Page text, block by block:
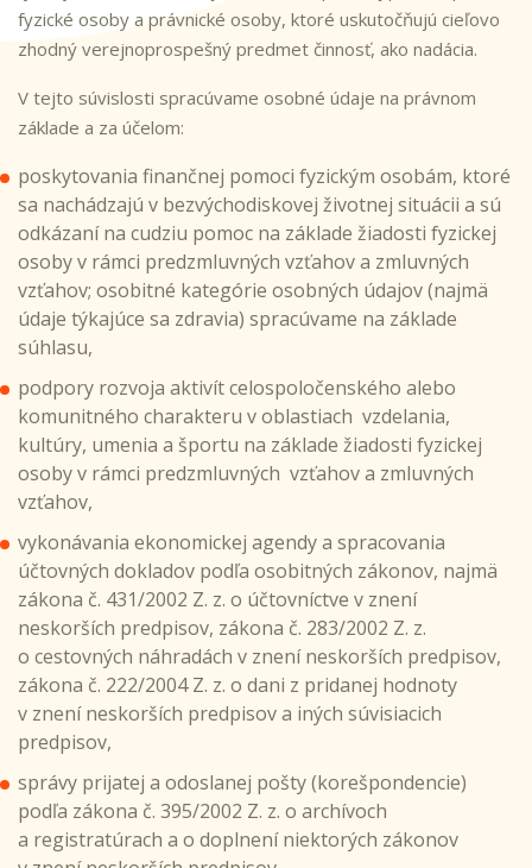
fyzické osoby a právnické osoby, ktoré uskutočňujú cieľovo
zhodný verejnoprospešný predmet činnosť, ako nadácia.
V tejto súvislosti spracúvame osobné údaje na právnom
základe a za účelom:
poskytovania finančnej pomoci fyzickým osobám, ktoré
sa nachádzajú v bezvýchodiskovej životnej situácii a sú
odkázaní na cudziu pomoc na základe žiadosti fyzickej
osoby v rámci predzmluvných vzťahov a zmluvných
vzťahov; osobitné kategórie osobných údajov (najmä
údaje týkajúce sa zdravia) spracúvame na základe
súhlasu,
podpory rozvoja aktivít celospoločenského alebo
komunitného charakteru v oblastiach vzdelania,
kultúry, umenia a športu na základe žiadosti fyzickej
osoby v rámci predzmluvných vzťahov a zmluvných
vzťahov,
vykonávania ekonomickej agendy a spracovania
účtovných dokladov podľa osobitných zákonov, najmä
zákona č. 431/2002 Z. z. o účtovníctve v znení
neskorších predpisov, zákona č. 283/2002 Z. z.
o cestovných náhradách v znení neskorších predpisov,
zákona č. 222/2004 Z. z. o dani z pridanej hodnoty
v znení neskorších predpisov a iných súvisiacich
predpisov,
správy prijatej a odoslanej pošty (korešpondencie)
podľa zákona č. 395/2002 Z. z. o archívoch
a registratúrach a o doplnení niektorých zákonov